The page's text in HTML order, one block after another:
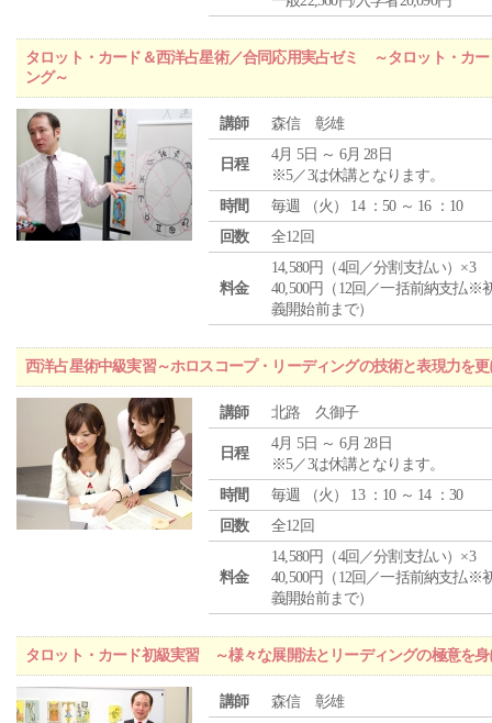
タロット・カード＆西洋占星術／合同応用実占ゼミ ～タロット・カ
ング～
講師 森信 彰雄
日程
4月 5日 ～ 6月 28日
※5／3は休講となります。
時間
毎週 （火 ） 14 ：50 ～ 16 ：10
回数
全12回
料金
14,580円（4回／分割支払い）×3
40,500円（12回／一括前納支払※
義開始前まで）
西洋占星術中級実習～ホロスコープ・リーディングの技術と表現力を
講師 北路 久御子
日程
4月 5日 ～ 6月 28日
※5／3は休講となります。
時間
毎週 （火 ） 13 ：10 ～ 14 ：30
回数
全12回
料金
14,580円（4回／分割支払い）×3
40,500円（12回／一括前納支払※
義開始前まで）
タロット・カード初級実習 ～様々な展開法とリーディングの極意を身
講師 森信 彰雄